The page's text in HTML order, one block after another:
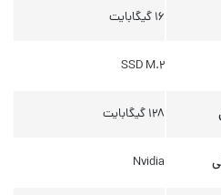
SSD M.2
128 گیگابایت
Nvidia